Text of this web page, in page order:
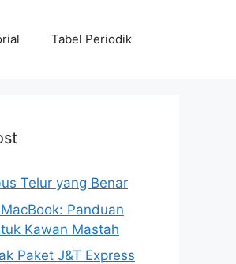
Tabel Periodik
Telur yang Benar
Panduan
Kawan Mastah
Paket J&T Express